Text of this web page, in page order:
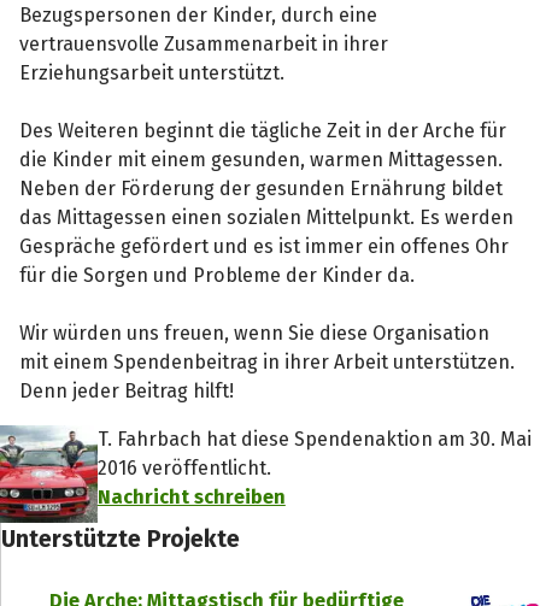
Bezugspersonen der Kinder, durch eine
vertrauensvolle Zusammenarbeit in ihrer
Erziehungsarbeit unterstützt.
Des Weiteren beginnt die tägliche Zeit in der Arche für
die Kinder mit einem gesunden, warmen Mittagessen.
Neben der Förderung der gesunden Ernährung bildet
das Mittagessen einen sozialen Mittelpunkt. Es werden
Gespräche gefördert und es ist immer ein offenes Ohr
für die Sorgen und Probleme der Kinder da.
Wir würden uns freuen, wenn Sie diese Organisation
mit einem Spendenbeitrag in ihrer Arbeit unterstützen.
Denn jeder Beitrag hilft!
T. Fahrbach hat diese Spendenaktion am 30. Mai
2016 veröffentlicht.
Nachricht schreiben
Unterstützte Projekte
Die Arche: Mittagstisch für bedürftige